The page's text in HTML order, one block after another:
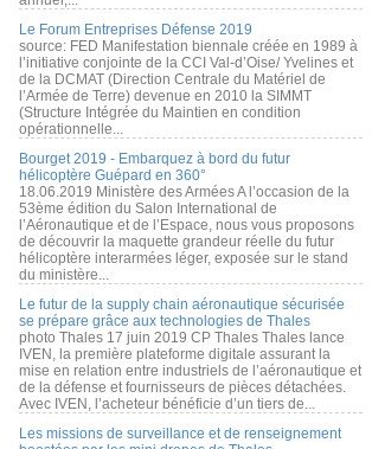
Le Forum Entreprises Défense 2019
source: FED Manifestation biennale créée en 1989 à
l’initiative conjointe de la CCI Val-d’Oise/ Yvelines et
de la DCMAT (Direction Centrale du Matériel de
l’Armée de Terre) devenue en 2010 la SIMMT
(Structure Intégrée du Maintien en condition
opérationnelle...
Bourget 2019 - Embarquez à bord du futur
hélicoptère Guépard en 360°
18.06.2019 Ministère des Armées A l’occasion de la
53ème édition du Salon International de
l’Aéronautique et de l’Espace, nous vous proposons
de découvrir la maquette grandeur réelle du futur
hélicoptère interarmées léger, exposée sur le stand
du ministère...
Le futur de la supply chain aéronautique sécurisée
se prépare grâce aux technologies de Thales
photo Thales 17 juin 2019 CP Thales Thales lance
IVEN, la première plateforme digitale assurant la
mise en relation entre industriels de l’aéronautique et
de la défense et fournisseurs de pièces détachées.
Avec IVEN, l’acheteur bénéficie d’un tiers de...
Les missions de surveillance et de renseignement